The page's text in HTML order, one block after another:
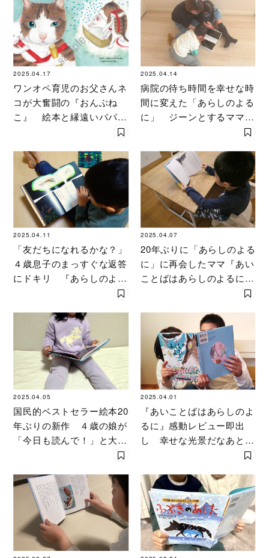
2025.04.17
ワンオペ育児のお父さんネ
コが大奮闘の『おんぶね
こ』 絵本と縁遠いパパに
も刺さってプチブレイク
2025.04.14
病院の待ち時間を幸せな時
間に変えた「あらしのよる
に」 ジーンとするママの
2025.04.11
「友だちになれるかな？」
４歳息子のまっすぐな返答
にドキリ 『あらしのよる
に』を親子で読んだら…
2025.04.07
20年ぶりに「あらしのよる
に」に再会したママ『あい
ことばはあらしのよるに』
2025.04.05
国民的ベストセラー絵本20
年ぶりの新作 ４歳の娘が
「今日も読んで！」と大ハ
マり 『あいことばはあら
2025.04.01
『あいことばはあらしのよ
るに』感動レビュー即出
し 幸せな光景だなあと小
４女子が表紙にしみじみし